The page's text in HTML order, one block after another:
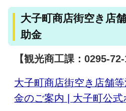
大子町商店街空き店
助金
【観光商工課：0295-72-
大子町商店街空き店舗
金のご案内 | 大子町公式